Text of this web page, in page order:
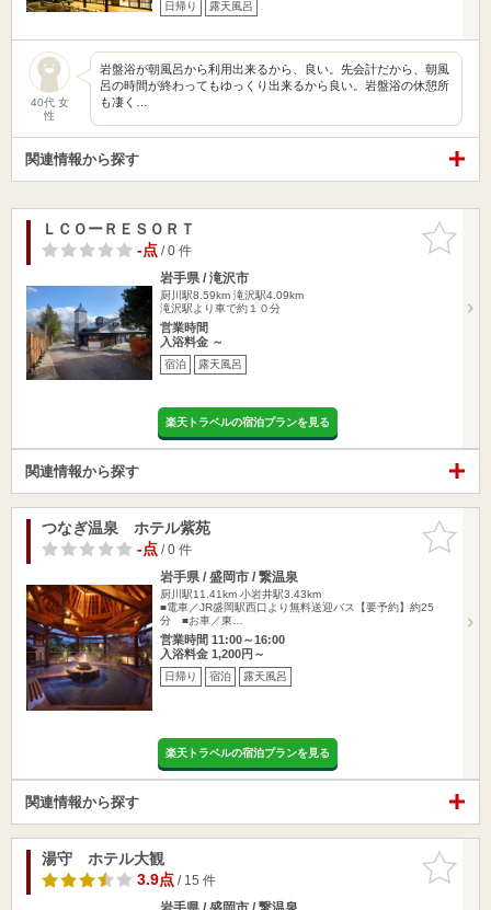
日帰り 露天風呂
40代 女
性
岩盤浴が朝風呂から利用出来るから、良い。先会計だから、朝風
呂の時間が終わってもゆっくり出来るから良い。岩盤浴の休憩所
も凄く…
関連情報から探す
お気に入
りに追加
ＬＣＯーＲＥＳＯＲＴ
-点/ 0 件
岩手県 / 滝沢市
厨川駅8.59km 滝沢駅4.09km
滝沢駅より車で約１０分
営業時間
入浴料金 ～
宿泊 露天風呂
楽天トラベルの宿泊プランを見る
関連情報から探す
お気に入
りに追加
つなぎ温泉 ホテル紫苑
-点/ 0 件
岩手県 / 盛岡市 / 繋温泉
厨川駅11.41km 小岩井駅3.43km
■電車／JR盛岡駅西口より無料送迎バス【要予約】約25
分 ■お車／東…
営業時間 11:00～16:00
入浴料金 1,200円～
日帰り 宿泊 露天風呂
楽天トラベルの宿泊プランを見る
関連情報から探す
お気に入
りに追加
湯守 ホテル大観
3.9点/ 15 件